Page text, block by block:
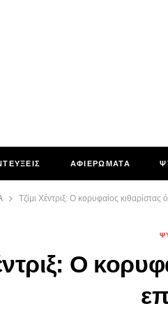
ΑΦΙΕΡΩΜΑΤΑ
Τζίμι Χέντριξ: Ο κορυφαίος
Ο